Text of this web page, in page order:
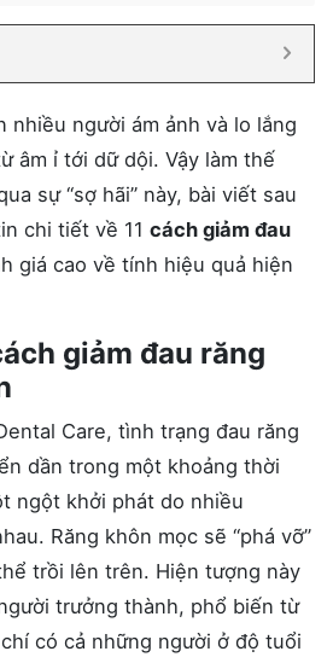
nhiều người ám ảnh và lo lắng
âm ỉ tới dữ dội. Vậy làm thế
sự “sợ hãi” này, bài viết sau
chi tiết về 11 cách giảm đau
giá cao về tính hiệu quả hiện
giảm đau răng
Care, tình trạng đau răng
dần trong một khoảng thời
ngột khởi phát do nhiều
Răng khôn mọc sẽ “phá vỡ”
trồi lên trên. Hiện tượng này
trưởng thành, phổ biến từ
có cả những người ở độ tuổi